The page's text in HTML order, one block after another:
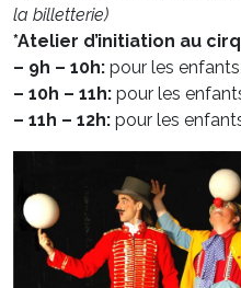
la billetterie)
*Atelier d’initiation au
– 9h – 10h: pour les
– 10h – 11h: pour les
– 11h – 12h: pour les